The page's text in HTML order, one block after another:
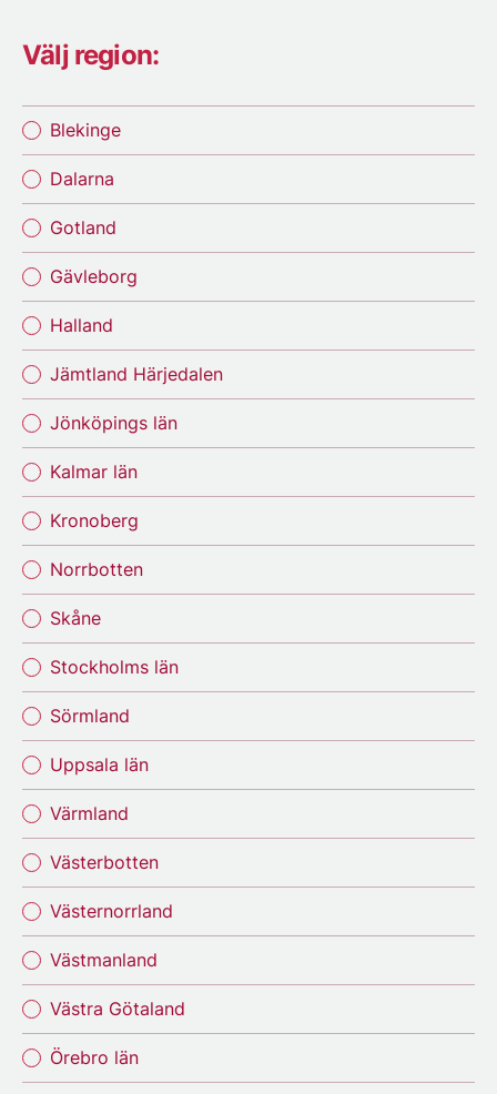
Välj region:
Blekinge
Dalarna
Gotland
Gävleborg
Halland
Jämtland Härjedalen
Jönköpings län
Kalmar län
Kronoberg
Norrbotten
Skåne
Stockholms län
Sörmland
Uppsala län
Värmland
Västerbotten
Västernorrland
Västmanland
Västra Götaland
Örebro län